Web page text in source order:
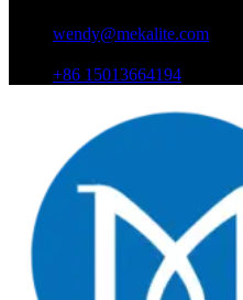
wendy@mekalite.com
+86 15013664194